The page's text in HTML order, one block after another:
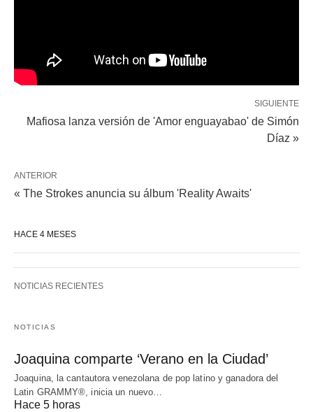
SIGUIENTE
Mafiosa lanza versión de 'Amor enguayabao' de Simón
Díaz »
ANTERIOR
« The Strokes anuncia su álbum 'Reality Awaits'
HACE 4 MESES
NOTICIAS RECIENTES
NOTICIAS
Joaquina comparte ‘Verano en la Ciudad’
Joaquina, la cantautora venezolana de pop latino y ganadora del
Latin GRAMMY®, inicia un nuevo…
Hace 5 horas